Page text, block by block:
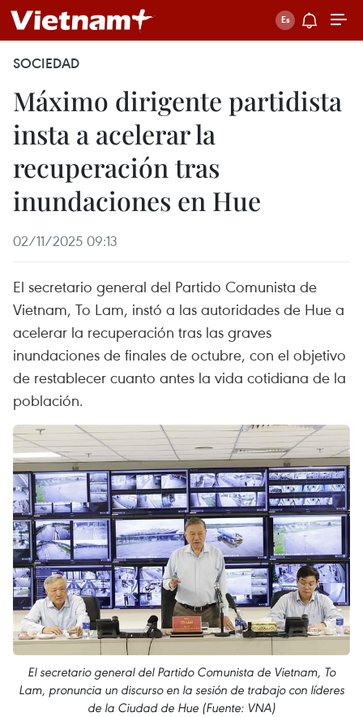
SOCIEDAD
Máximo dirigente partidista
insta a acelerar la
recuperación tras
inundaciones en Hue
02/11/2025 09:13
El secretario general del Partido Comunista de
Vietnam, To Lam, instó a las autoridades de Hue a
acelerar la recuperación tras las graves
inundaciones de finales de octubre, con el objetivo
de restablecer cuanto antes la vida cotidiana de la
población.
El secretario general del Partido Comunista de Vietnam, To
Lam, pronuncia un discurso en la sesión de trabajo con líderes
de la Ciudad de Hue (Fuente: VNA)